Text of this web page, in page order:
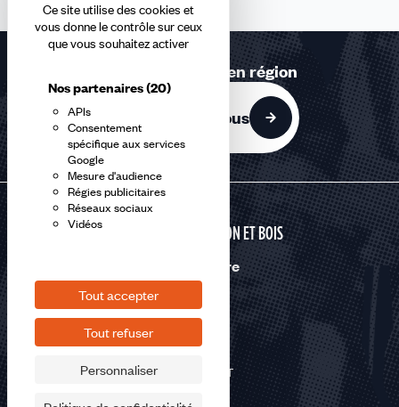
Ce site utilise des cookies et
vous donne le contrôle sur ceux
que vous souhaitez activer
Nos partenaires(20)
APIs
Consentement
spécifique aux services
Google
Mesure d'audience
Régies publicitaires
Réseaux sociaux
Vidéos
Tout accepter
Tout refuser
Personnaliser
Retrouvez-nous en région
Contactez-nous
CONSTRUCTION ET BOIS
Nous suivre
©2026 CFDT